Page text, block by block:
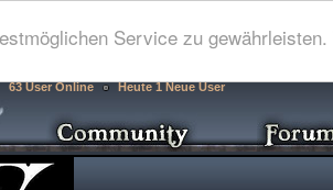
Service zu
63 User Online Heute 1 Neue User